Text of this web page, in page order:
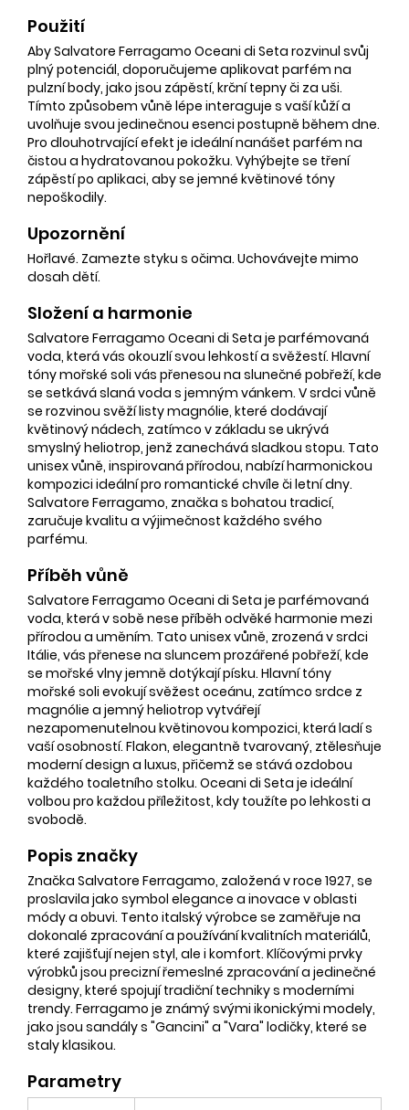
Použití
Aby Salvatore Ferragamo Oceani di Seta rozvinul svůj
plný potenciál, doporučujeme aplikovat parfém na
pulzní body, jako jsou zápěstí, krční tepny či za uši.
Tímto způsobem vůně lépe interaguje s vaší kůží a
uvolňuje svou jedinečnou esenci postupně během dne.
Pro dlouhotrvající efekt je ideální nanášet parfém na
čistou a hydratovanou pokožku. Vyhýbejte se tření
zápěstí po aplikaci, aby se jemné květinové tóny
nepoškodily.
Upozornění
Hořlavé. Zamezte styku s očima. Uchovávejte mimo
dosah dětí.
Složení a harmonie
Salvatore Ferragamo Oceani di Seta je parfémovaná
voda, která vás okouzlí svou lehkostí a svěžestí. Hlavní
tóny mořské soli vás přenesou na slunečné pobřeží, kde
se setkává slaná voda s jemným vánkem. V srdci vůně
se rozvinou svěží listy magnólie, které dodávají
květinový nádech, zatímco v základu se ukrývá
smyslný heliotrop, jenž zanechává sladkou stopu. Tato
unisex vůně, inspirovaná přírodou, nabízí harmonickou
kompozici ideální pro romantické chvíle či letní dny.
Salvatore Ferragamo, značka s bohatou tradicí,
zaručuje kvalitu a výjimečnost každého svého
parfému.
Příběh vůně
Salvatore Ferragamo Oceani di Seta je parfémovaná
voda, která v sobě nese příběh odvěké harmonie mezi
přírodou a uměním. Tato unisex vůně, zrozená v srdci
Itálie, vás přenese na sluncem prozářené pobřeží, kde
se mořské vlny jemně dotýkají písku. Hlavní tóny
mořské soli evokují svěžest oceánu, zatímco srdce z
magnólie a jemný heliotrop vytvářejí
nezapomenutelnou květinovou kompozici, která ladí s
vaší osobností. Flakon, elegantně tvarovaný, ztělesňuje
moderní design a luxus, přičemž se stává ozdobou
každého toaletního stolku. Oceani di Seta je ideální
volbou pro každou příležitost, kdy toužíte po lehkosti a
svobodě.
Popis značky
Značka Salvatore Ferragamo, založená v roce 1927, se
proslavila jako symbol elegance a inovace v oblasti
módy a obuvi. Tento italský výrobce se zaměřuje na
dokonalé zpracování a používání kvalitních materiálů,
které zajišťují nejen styl, ale i komfort. Klíčovými prvky
výrobků jsou precizní řemeslné zpracování a jedinečné
designy, které spojují tradiční techniky s moderními
trendy. Ferragamo je známý svými ikonickými modely,
jako jsou sandály s "Gancini" a "Vara" lodičky, které se
staly klasikou.
Parametry